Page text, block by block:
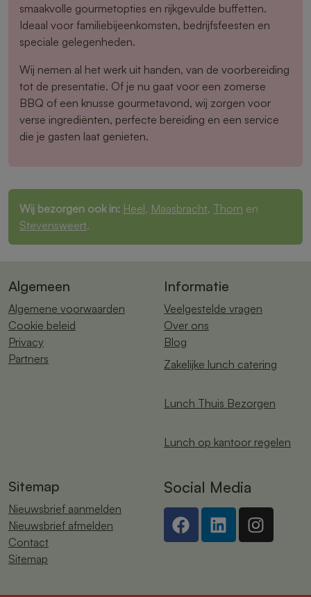
smaakvolle gourmetopties en rijkgevulde buffetten.
Ideaal voor familiebijeenkomsten, bedrijfsfeesten en
speciale gelegenheden.
Wij nemen al het werk uit handen, van de voorbereiding
tot de presentatie. Of je nu gaat voor een zomerse
BBQ of een knusse gourmetavond, wij zorgen voor
verse ingrediënten, perfecte bereiding en een service
die je gasten laat genieten.
Wij bezorgen ook in: Heel, Maasbracht, Thorn en
Stevensweert.
Algemeen
Algemene voorwaarden
Cookie beleid
Privacy
Partners
Informatie
Veelgestelde vragen
Over ons
Blog
Zakelijke lunch catering
Lunch Thuis Bezorgen
Lunch op kantoor regelen
Sitemap
Nieuwsbrief aanmelden
Nieuwsbrief afmelden
Contact
Sitemap
Social Media